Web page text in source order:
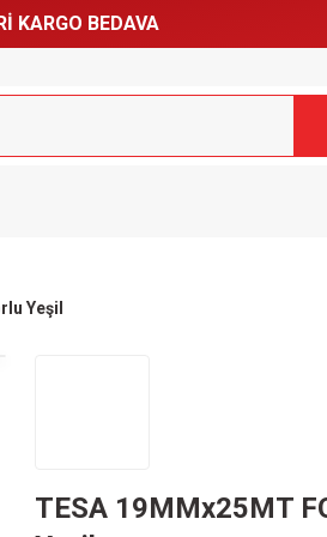
KARGO BEDAVA
Yeşil
TESA 19MMx25MT